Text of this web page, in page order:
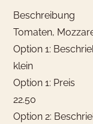
Beschreibung
Tomaten,
Option 1:
klein
Option 1: Preis
22.50
Option 2: